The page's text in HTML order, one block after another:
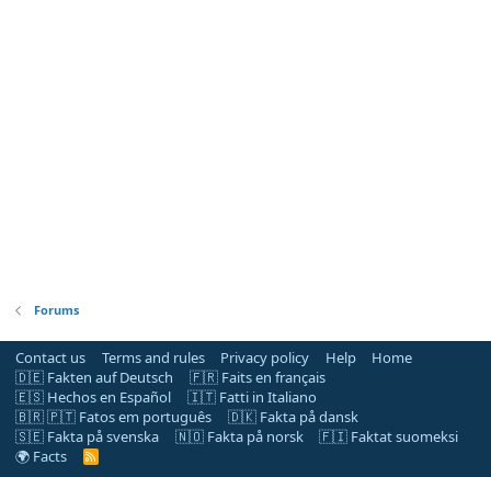
Forums
Contact us Terms and rules Privacy policy Help
Home
🇩🇪 Fakten auf Deutsch
🇫🇷 Faits en français
🇪🇸 Hechos en Español
🇮🇹 Fatti in Italiano
🇧🇷 🇵🇹 Fatos em português
🇩🇰 Fakta på dansk
🇸🇪 Fakta på svenska
🇳🇴 Fakta på norsk
🇫🇮 Faktat suomeksi
🌍 Facts
R